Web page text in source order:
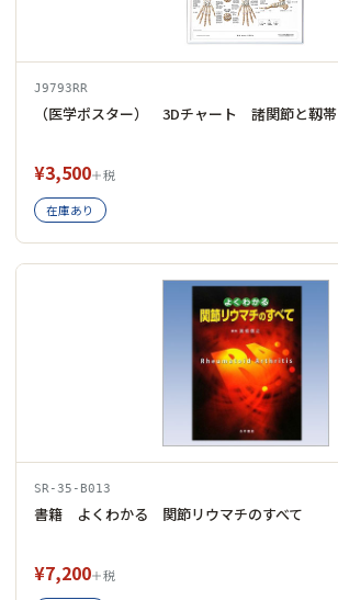
J9793RR
（医学ポスター） 3Dチャート 諸関節と靱帯
¥3,500＋税
在庫あり
SR-35-B013
書籍 よくわかる 関節リウマチのすべて
¥7,200＋税